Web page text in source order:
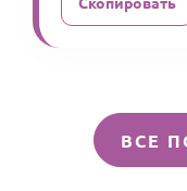
ВСЕ